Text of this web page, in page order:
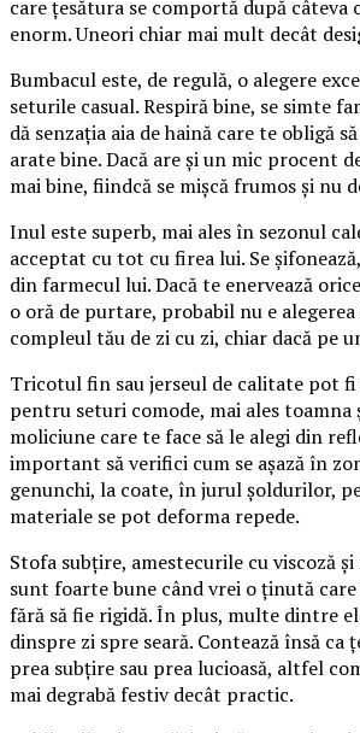
care țesătura se comportă după câteva
enorm. Uneori chiar mai mult decât
Bumbacul este, de regulă, o alegere
seturile casual. Respiră bine, se simte
dă senzația aia de haină care te obligă
arate bine. Dacă are și un mic procent
mai bine, fiindcă se mișcă frumos și nu
Inul este superb, mai ales în sezonul
acceptat cu tot cu firea lui. Se
din farmecul lui. Dacă te enervează
o oră de purtare, probabil nu e
compleul tău de zi cu zi, chiar dacă pe
Tricotul fin sau jerseul de calitate pot
pentru seturi comode, mai ales toamna
moliciune care te face să le alegi din
important să verifici cum se așază în
genunchi, la coate, în jurul șoldurilor,
materiale se pot deforma repede.
Stofa subțire, amestecurile cu viscoză
sunt foarte bune când vrei o ținută
fără să fie rigidă. În plus, multe dintre
dinspre zi spre seară. Contează însă ca
prea subțire sau prea lucioasă, altfel
mai degrabă festiv decât practic.